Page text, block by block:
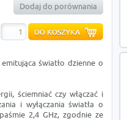
Dodaj do porównania
światło dzienne o
ściemniać czy włączać i
i wyłączania światła o
2,4 GHz, zgodnie ze